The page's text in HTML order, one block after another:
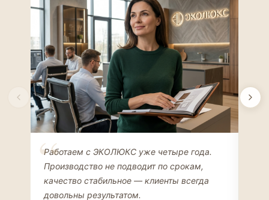
Елена Соколова
ДИЗАЙНЕР ИНТЕРЬЕРОВ
Работаем с ЭКОЛЮКС уже четыре года.
Производство не подводит по срокам,
качество стабильное — клиенты всегда
довольны результатом.